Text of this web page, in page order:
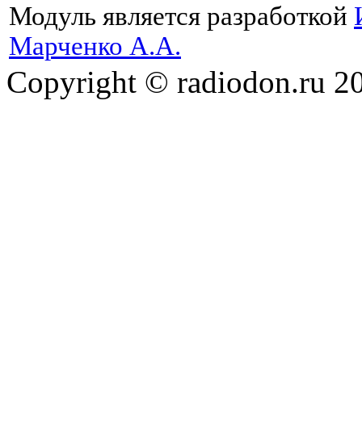
Модуль является разработкой
Марченко А.А.
Copyright © radiodon.ru